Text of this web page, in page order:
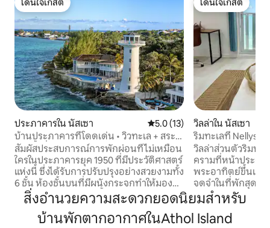
โดนใจเกสต์
โดนใจเกสต์
ประภาคารใน นัสเซา คะแนนเฉลี่ย 5.0 จาก 5, 13 รีวิว
5.0 (13)
บ้านประภาคารที่โดดเด่น • วิวทะเล + สระ
ว่ายน้ำที่สวยงาม
สัมผัสประสบการณ์การพักผ่อนที่ไม่เหมือน
ใครในประภาคารยุค 1950 ที่มีประวัติศาสตร์
แห่งนี้ ซึ่งได้รับการปรับปรุงอย่างสวยงามทั้ง
6 ชั้น ห้องชั้นบนที่มีผนังกระจกทำให้มอง
เห็นวิว 360 องศาของน้ำทะเลสีฟ้าครามของ
บาฮามาสและพระอาทิตย์ตกดินที่สวยงาม
เพลิดเพลินกับสระว่ายน้ำอินฟินิตี้ขนาด
โดนใจเกสต์
โดนใจเกสต์
วิลล่าใน นัสเซา
ริมทะเลที่
วิลล่าส่วนตัวริมทะ
ครามที่หน้าประตู
พระอาทิตย์ขึ้นแล
จดจำในที่พักสุดพิเศษแห่
ห้องแต่ละห้องมีห้อ
ห้องครัวแบบเปิดโ
และห้องนั่งเล่นที่ม
สิ่งอำนวยความสะดวกยอดนิยมสำหรับ
บ้านพักตากอากาศในAthol Island